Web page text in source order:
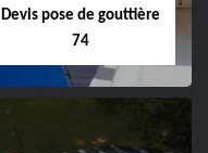
Devis pose de gouttière
74